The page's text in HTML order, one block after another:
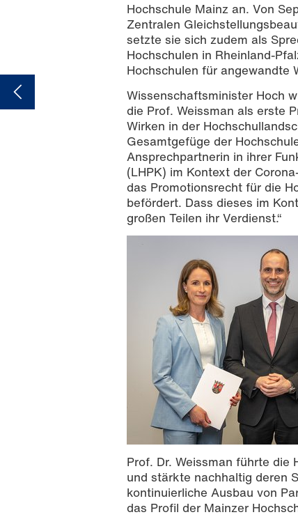
Hochschule Mainz an. Von
Zentralen
setzte sie sich zudem als
Hochschulen in Rheinland-
Hochschulen für angewandte
Wissenschaftsminister Hoch
die Prof. Weissman als erste
Wirken in der
Gesamtgefüge der
Ansprechpartnerin in ihrer
(LHPK) im Kontext der
das Promotionsrecht für die
befördert. Dass dieses im
großen Teilen ihr Verdienst.“
Prof. Dr. Weissman führte die
und stärkte nachhaltig deren
kontinuierliche Ausbau von
das Profil der Mainzer